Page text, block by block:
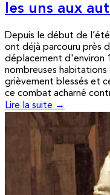
les uns aux
Depuis le début de
ont déjà parcouru près
déplacement d'environ
nombreuses
grièvement blessés et
ce combat acharné
Lire la suite →